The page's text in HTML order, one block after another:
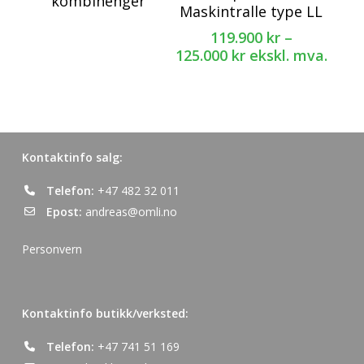
har
varianter.
Maskintralle type LL
119.900 kr –
125.000 krPrisområde:
ekskl. mva.
Kontaktinfo salg:
Telefon: +47 482 32 011
Epost: andreas@omli.no
Personvern
Kontaktinfo butikk/verksted:
Telefon: +47 741 51 169